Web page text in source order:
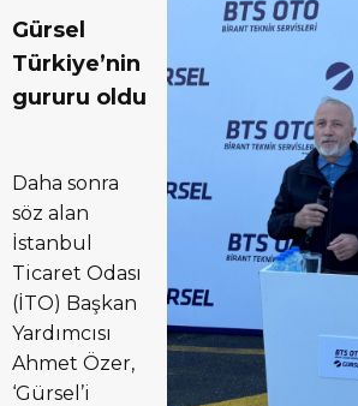
Gürsel
Türkiye’nin
gururu oldu
Daha sonra
söz alan
İstanbul
Ticaret Odası
(İTO) Başkan
Yardımcısı
Ahmet Özer,
‘Gürsel’i